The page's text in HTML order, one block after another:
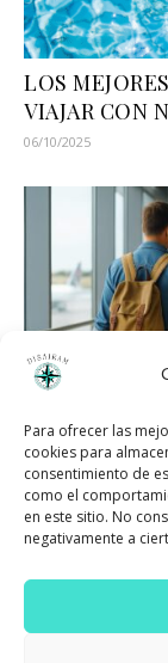
Para ofrecer las
cookies para
consentimiento de
como el
en este sitio. No
negativamente a
LOS
VIAJAR CON
06/10/2025
CONSEJOS
VACACIONES